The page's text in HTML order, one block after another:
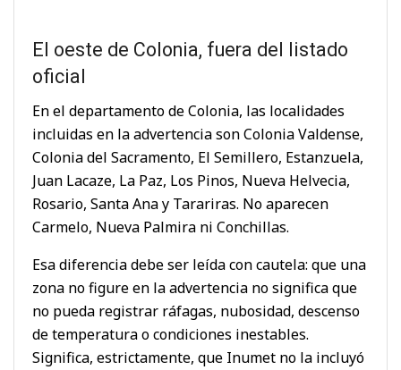
El oeste de Colonia, fuera del listado
oficial
En el departamento de Colonia, las localidades
incluidas en la advertencia son Colonia Valdense,
Colonia del Sacramento, El Semillero, Estanzuela,
Juan Lacaze, La Paz, Los Pinos, Nueva Helvecia,
Rosario, Santa Ana y Tarariras. No aparecen
Carmelo, Nueva Palmira ni Conchillas.
Esa diferencia debe ser leída con cautela: que una
zona no figure en la advertencia no significa que
no pueda registrar ráfagas, nubosidad, descenso
de temperatura o condiciones inestables.
Significa, estrictamente, que Inumet no la incluyó